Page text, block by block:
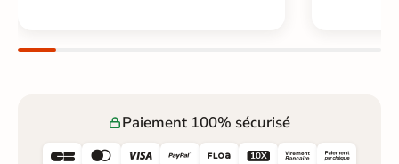
Paiement 100% sécurisé
     